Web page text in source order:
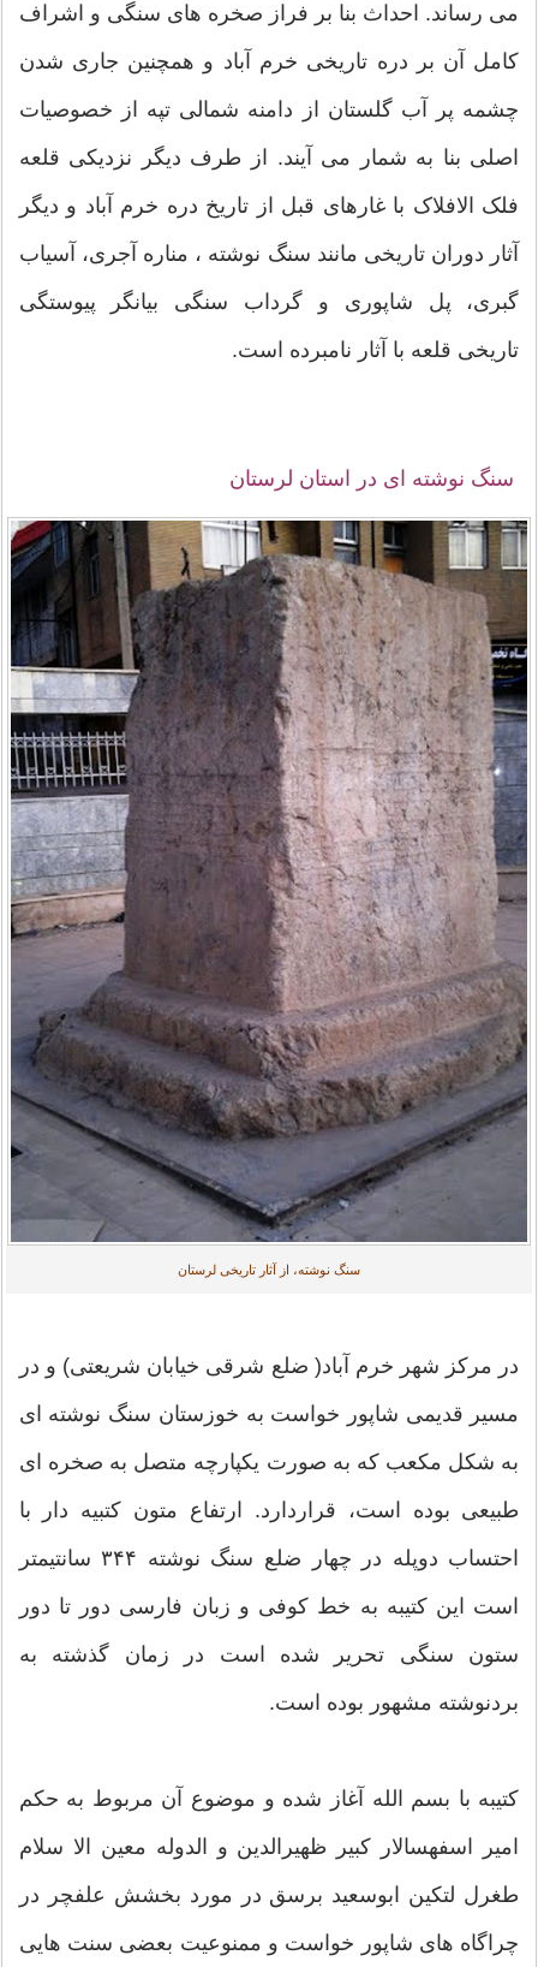
می رساند. احداث بنا بر فراز صخره های سنگی و اشراف
کامل آن بر دره تاریخی خرم آباد و همچنین جاری شدن
چشمه پر آب گلستان از دامنه شمالی تپه از خصوصیات
اصلی بنا به شمار می آیند. از طرف ديگر نزدیکی قلعه
فلک الافلاک با غارهای قبل از تاریخ دره خرم آباد و ديگر
آثار دوران تاریخی مانند سنگ نوشته ، مناره آجری، آسیاب
گبری، پل شاپوری و گرداب سنگی بیانگر پیوستگی
تاریخی قلعه با آثار نامبرده است.
سنگ نوشته ای در استان لرستان
سنگ نوشته، از آثار تاریخی لرستان
در مركز شهر خرم آباد( ضلع شرقی خیابان شریعتی) و در
مسیر قدیمی شاپور خواست به خوزستان سنگ نوشته ای
به شكل مكعب كه به صورت یكپارچه متصل به صخره ای
طبیعی بوده است، قراردارد. ارتفاع متون كتبیه دار با
احتساب دوپله در چهار ضلع سنگ نوشته ۳۴۴ سانتیمتر
است این كتیبه به خط كوفی و زبان فارسی دور تا دور
ستون سنگی تحریر شده است در زمان گذشته به
بردنوشته مشهور بوده است.
كتیبه با بسم الله آغاز شده و موضوع آن مربوط به حكم
امیر اسفهسالار كبیر ظهیرالدین و الدوله معین الا سلام
طغرل لتكین ابوسعید برسق در مورد بخشش علفچر در
چراگاه های شاپور خواست و ممنوعیت بعضی سنت هایی